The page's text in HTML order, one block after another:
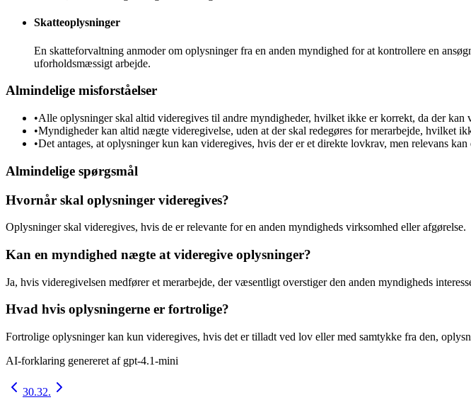
Skatteoplysninger
En skatteforvaltning anmoder om oplysninger fra en anden myndighed for at kontrollere en
uforholdsmæssigt arbejde.
Almindelige misforståelser
•Alle oplysninger skal altid videregives til andre myndigheder, hvilket ikke er korrekt, da der kan
•Myndigheder kan altid nægte videregivelse, uden at der skal redegøres for merarbejde, hvilket
•Det antages, at oplysninger kun kan videregives, hvis der er et direkte lovkrav, men relevans
Almindelige spørgsmål
Hvornår skal oplysninger videregives?
Oplysninger skal videregives, hvis de er relevante for en anden myndigheds virksomhed eller afgørelse.
Kan en myndighed nægte at videregive oplysninger?
Ja, hvis videregivelsen medfører et merarbejde, der væsentligt overstiger den anden myndigheds
Hvad hvis oplysningerne er fortrolige?
Fortrolige oplysninger kan kun videregives, hvis det er tilladt ved lov eller med samtykke fra den,
AI-forklaring genereret af gpt-4.1-mini
30.32.